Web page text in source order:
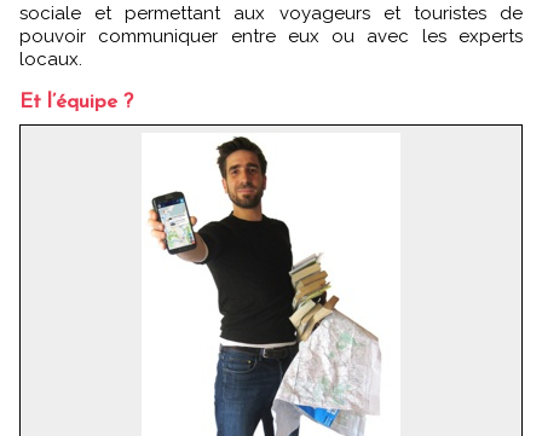
sociale et permettant aux voyageurs et touristes de
pouvoir communiquer entre eux ou avec les experts
locaux.
Et l’équipe ?